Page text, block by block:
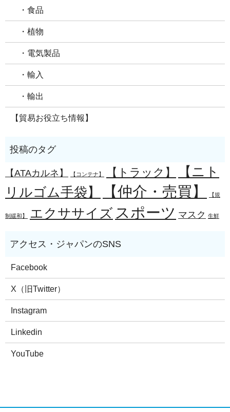
・食品
・植物
・電気製品
・輸入
・輸出
【貿易お役立ち情報】
【ATAカルネ】 【コンテナ】 【トラック】
【ニト
リルゴム手袋】
【仲介・売買】 【規
制緩和】 エクササイズ スポーツ マスク 生鮮
Facebook
X（旧Twitter）
Instagram
Linkedin
YouTube